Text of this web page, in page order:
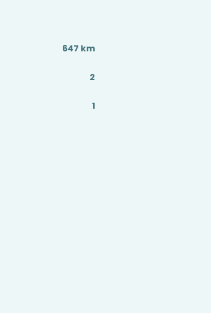
647 km
2
1